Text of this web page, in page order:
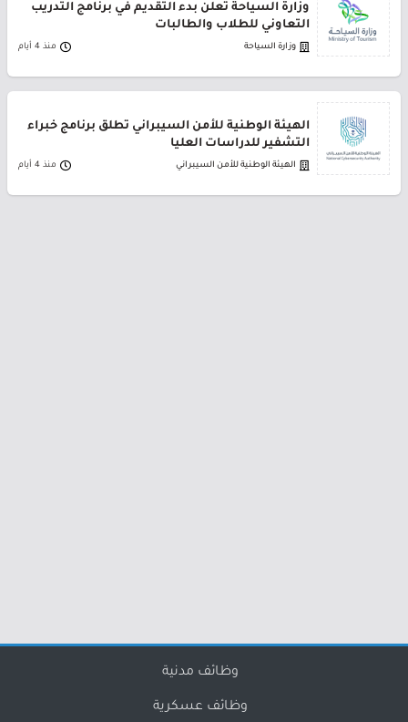
وزارة السياحة تعلن بدء التقديم في برنامج التدريب
التعاوني للطلاب والطالبات
وزارة السياحة منذ 4 أيام
الهيئة الوطنية للأمن السيبراني تطلق برنامج خبراء
التشفير للدراسات العليا
الهيئة الوطنية للأمن السيبراني منذ 4 أيام
وظائف مدنية
وظائف عسكرية